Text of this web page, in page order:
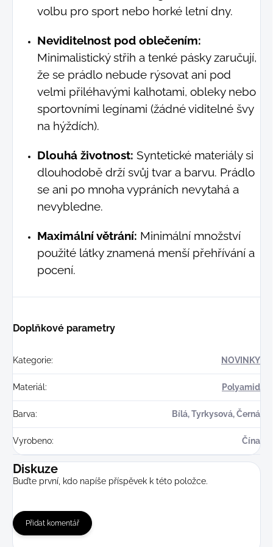
volbu pro sport nebo horké letní dny.
Neviditelnost pod oblečením:
Minimalistický střih a tenké pásky zaručují,
že se prádlo nebude rýsovat ani pod
velmi přiléhavými kalhotami, obleky nebo
sportovními legínami (žádné viditelné švy
na hýždích).
Dlouhá životnost: Syntetické materiály si
dlouhodobě drží svůj tvar a barvu. Prádlo
se ani po mnoha vypráních nevytahá a
nevybledne.
Maximální větrání: Minimální množství
použité látky znamená menší přehřívání a
pocení.
Doplňkové parametry
Kategorie: NOVINKY
Materiál: Polyamid
Barva: Bílá, Tyrkysová, Černá
Vyrobeno: Čína
Diskuze
Buďte první, kdo napíše příspěvek k této položce.
Přidat komentář